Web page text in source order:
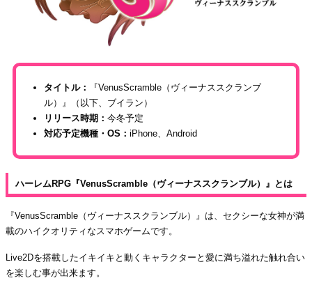
タイトル：
『VenusScramble（ヴィーナススクランブ
ル）』（以下、ブイラン）
リリース時期： 今冬予定
対応予定機種・OS： iPhone、Android
ハーレムRPG『VenusScramble（ヴィーナススクランブル）』とは
『VenusScramble（ヴィーナススクランブル）』は、セクシーな女神が満
載のハイクオリティなスマホゲームです。
Live2Dを搭載したイキイキと動くキャラクターと愛に満ち溢れた触れ合い
を楽しむ事が出来ます。